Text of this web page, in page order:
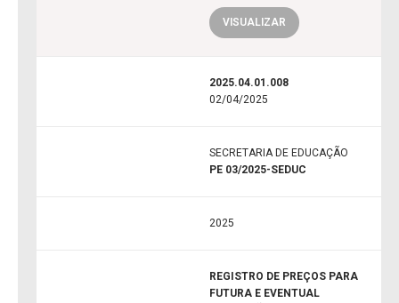
VISUALIZAR
2025.04.01.008
02/04/2025
SECRETARIA DE EDUCAÇÃO
PE 03/2025-SEDUC
2025
REGISTRO DE PREÇOS PARA
FUTURA E EVENTUAL